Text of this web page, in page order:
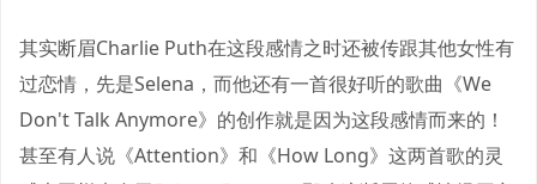
其实断眉Charlie Puth在这段感情之时还被传跟其他女性有
过恋情，先是Selena，而他还有一首很好听的歌曲《We
Don't Talk Anymore》的创作就是因为这段感情而来的！
甚至有人说《Attention》和《How Long》这两首歌的灵